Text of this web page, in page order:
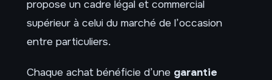
propose un cadre légal et commercial
supérieur à celui du marché de l’occasion
entre particuliers.
Chaque achat bénéficie d’une garantie